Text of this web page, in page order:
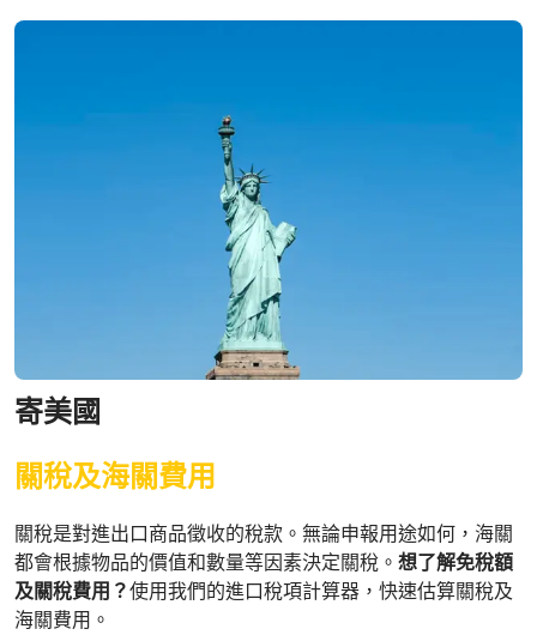
寄美國
關稅及海關費用
關稅是對進出口商品徵收的稅款。無論申報用途如何，海關
都會根據物品的價值和數量等因素決定關稅。 想了解免稅額
及關稅費用？使用我們的進口稅項計算器，快速估算關稅及
海關費用。